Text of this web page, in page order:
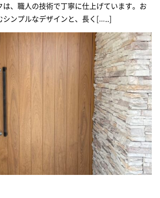
は、職人の技術で丁寧に仕上げています。お
シンプルなデザインと、長く[…..]